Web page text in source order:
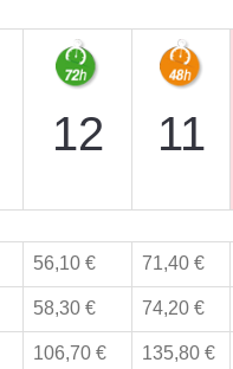
12 11
56,10 € 71,40 €
58,30 € 74,20 €
106,70 € 135,80 €